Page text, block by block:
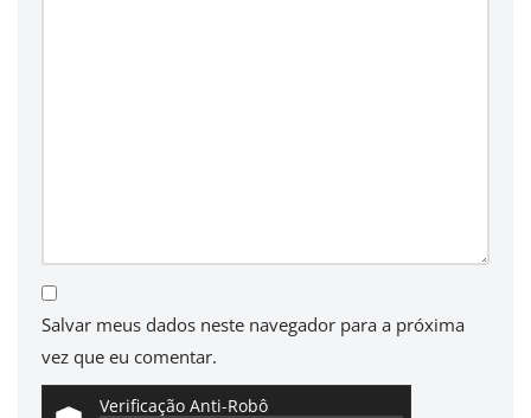
Salvar meus dados neste navegador para a próxima
vez que eu comentar.
Verificação Anti-Robô